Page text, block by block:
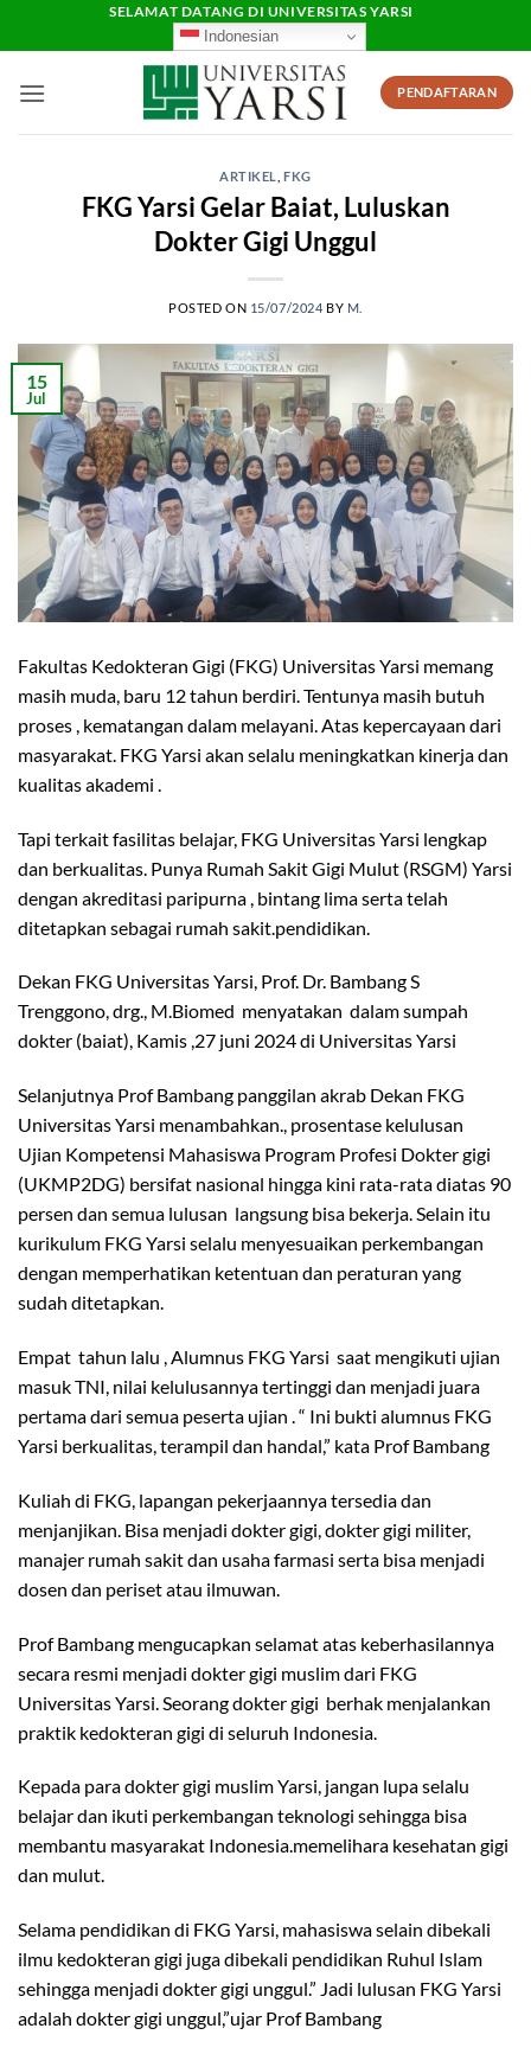
SELAMAT DATANG DI UNIVERSITAS YARSI
Indonesian
PENDAFTARAN
ARTIKEL ,FKG
FKG Yarsi Gelar Baiat, Luluskan
Dokter Gigi Unggul
POSTED ON 15/07/2024 BY M.
15
Jul
Fakultas Kedokteran Gigi (FKG) Universitas Yarsi memang
masih muda, baru 12 tahun berdiri. Tentunya masih butuh
proses , kematangan dalam melayani. Atas kepercayaan dari
masyarakat. FKG Yarsi akan selalu meningkatkan kinerja dan
kualitas akademi .
Tapi terkait fasilitas belajar, FKG Universitas Yarsi lengkap
dan berkualitas. Punya Rumah Sakit Gigi Mulut (RSGM) Yarsi
dengan akreditasi paripurna , bintang lima serta telah
ditetapkan sebagai rumah sakit.pendidikan.
Dekan FKG Universitas Yarsi, Prof. Dr. Bambang S
Trenggono, drg., M.Biomed menyatakan dalam sumpah
dokter (baiat), Kamis ,27 juni 2024 di Universitas Yarsi
Selanjutnya Prof Bambang panggilan akrab Dekan FKG
Universitas Yarsi menambahkan., prosentase kelulusan
Ujian Kompetensi Mahasiswa Program Profesi Dokter gigi
(UKMP2DG) bersifat nasional hingga kini rata-rata diatas 90
persen dan semua lulusan langsung bisa bekerja. Selain itu
kurikulum FKG Yarsi selalu menyesuaikan perkembangan
dengan memperhatikan ketentuan dan peraturan yang
sudah ditetapkan.
Empat tahun lalu , Alumnus FKG Yarsi saat mengikuti ujian
masuk TNI, nilai kelulusannya tertinggi dan menjadi juara
pertama dari semua peserta ujian . “ Ini bukti alumnus FKG
Yarsi berkualitas, terampil dan handal,” kata Prof Bambang
Kuliah di FKG, lapangan pekerjaannya tersedia dan
menjanjikan. Bisa menjadi dokter gigi, dokter gigi militer,
manajer rumah sakit dan usaha farmasi serta bisa menjadi
dosen dan periset atau ilmuwan.
Prof Bambang mengucapkan selamat atas keberhasilannya
secara resmi menjadi dokter gigi muslim dari FKG
Universitas Yarsi. Seorang dokter gigi berhak menjalankan
praktik kedokteran gigi di seluruh Indonesia.
Kepada para dokter gigi muslim Yarsi, jangan lupa selalu
belajar dan ikuti perkembangan teknologi sehingga bisa
membantu masyarakat Indonesia.memelihara kesehatan gigi
dan mulut.
Selama pendidikan di FKG Yarsi, mahasiswa selain dibekali
ilmu kedokteran gigi juga dibekali pendidikan Ruhul Islam
sehingga menjadi dokter gigi unggul.” Jadi lulusan FKG Yarsi
adalah dokter gigi unggul,”ujar Prof Bambang